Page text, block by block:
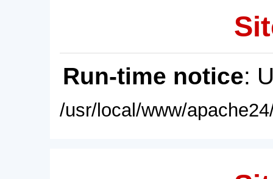
Run-time notice:
/usr/local/www/